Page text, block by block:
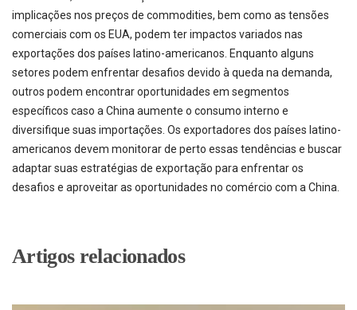
implicações nos preços de commodities, bem como as tensões
comerciais com os EUA, podem ter impactos variados nas
exportações dos países latino-americanos. Enquanto alguns
setores podem enfrentar desafios devido à queda na demanda,
outros podem encontrar oportunidades em segmentos
específicos caso a China aumente o consumo interno e
diversifique suas importações. Os exportadores dos países latino-
americanos devem monitorar de perto essas tendências e buscar
adaptar suas estratégias de exportação para enfrentar os
desafios e aproveitar as oportunidades no comércio com a China.
Artigos relacionados